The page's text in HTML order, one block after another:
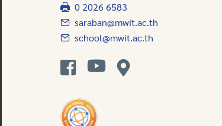
0 2026 6583
saraban@mwit.ac.th
school@mwit.ac.th